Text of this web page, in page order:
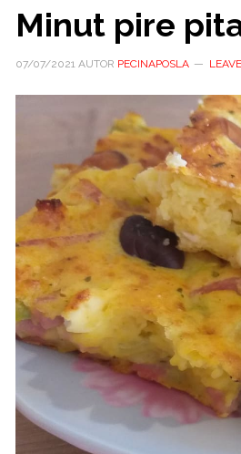
Minut pire
07/07/2021 AUTOR PECINAPOSLA